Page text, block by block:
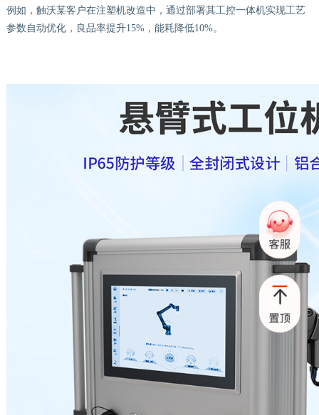
例如，触沃某客户在注塑机改造中，通过部署其工控一体机实现工艺
参数自动优化，良品率提升15%，能耗降低10%。